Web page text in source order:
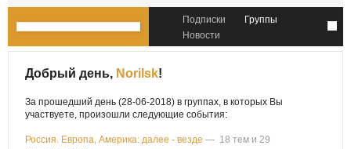
Подписки
Группы
Новости
Добрый день, Norilsk!
За прошедший день (28-06-2018) в группах, в которых Вы
участвуете, произошли следующие события:
Россия. Европа, Америка: далее - везде — 18 тем и 29